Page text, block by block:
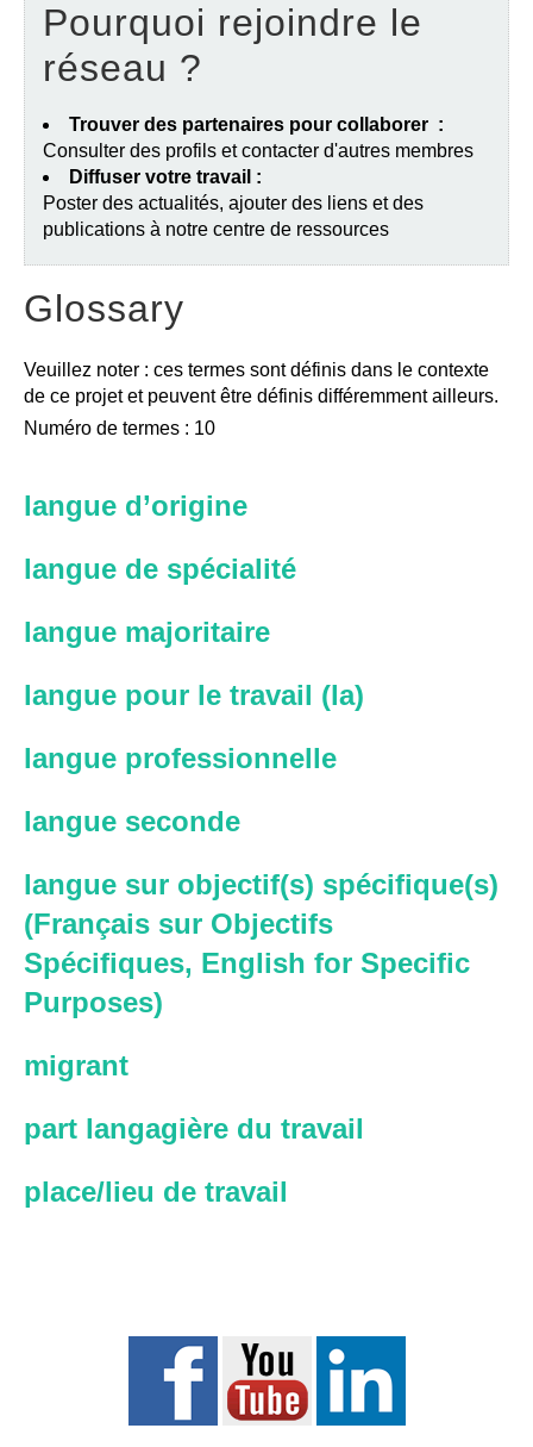
Pourquoi rejoindre le
réseau ?
Trouver des partenaires pour collaborer :
Consulter des profils et contacter d'autres membres
Diffuser votre travail :
Poster des actualités, ajouter des liens et des
publications à notre centre de ressources
Glossary
Veuillez noter : ces termes sont définis dans le contexte
de ce projet et peuvent être définis différemment ailleurs.
Numéro de termes : 10
langue d’origine
langue de spécialité
langue majoritaire
langue pour le travail (la)
langue professionnelle
langue seconde
langue sur objectif(s) spécifique(s)
(Français sur Objectifs
Spécifiques, English for Specific
Purposes)
migrant
part langagière du travail
place/lieu de travail